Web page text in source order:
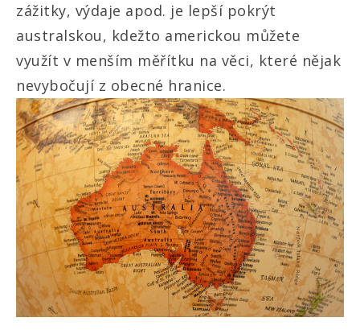
zážitky, výdaje apod. je lepší pokrýt
australskou, kdežto americkou můžete
využít v menším měřítku na věci, které nějak
nevybočují z obecné hranice.